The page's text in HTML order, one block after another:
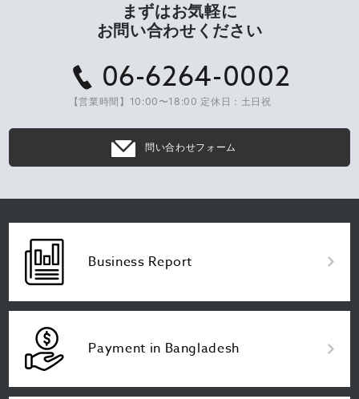
まずはお気軽に
お問い合わせください
06-6264-0002
【営業時間】10:00〜18:00 定休日：土日祝
問い合わせフォーム
Business Report
Payment in Bangladesh